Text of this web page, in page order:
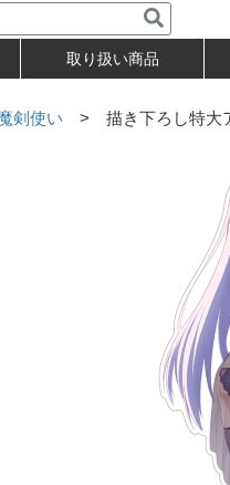
取り扱い商品
剣使い > 描き下ろし特大ア